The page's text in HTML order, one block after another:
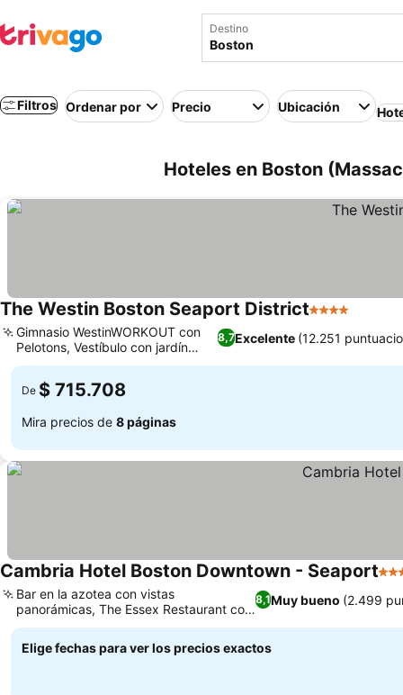
Destino
Filtros Ordenar por Precio Ubicación
Hoteles en Boston
The Westin Boston Seaport District4 Estrellas
8,7Excelente (12.251
Gimnasio WestinWORKOUT con
Pelotons, Vestíbulo con jardín
vertical
De $ 715.708
Mira precios de 8 páginas
Cambria Hotel Boston Downtown - Seaport3
8,1Muy bueno (2.499
Bar en la azotea con vistas
panorámicas, The Essex Restaurant con
comida de temporada
Elige fechas para ver los precios exactos